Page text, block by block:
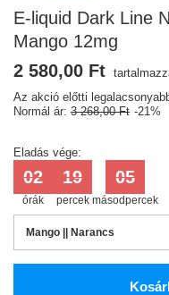
E-liquid Dark Line
Mango 12mg
Mango || Narancs
2 580,00 Ft
Az akció előtti
Normál ár: 3 268,00 Ft -21%
Eladás vége:
02
órák
19
percek
05
másodpercek